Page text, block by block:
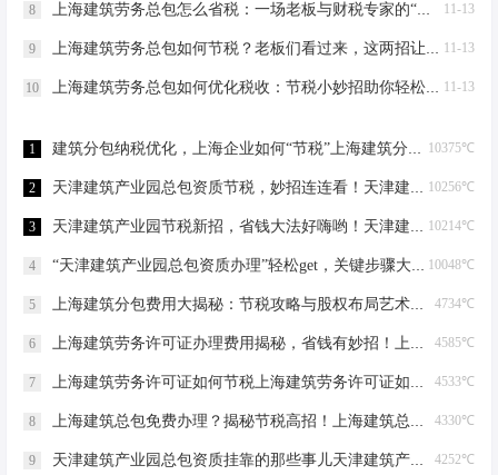
11-13
8 上海建筑劳务总包怎么省税：一场老板与财税专家的“节税”对话-上海建筑劳务总包怎么省税
11-13
9 上海建筑劳务总包如何节税？老板们看过来，这两招让您省下一辆车的钱！-上海建筑劳务总包如何节税
11-13
10 上海建筑劳务总包如何优化税收：节税小妙招助你轻松省钱！-上海建筑劳务总包如何优化税收
10375℃
1 建筑分包纳税优化，上海企业如何“节税”上海建筑分包纳税优化
10256℃
2 天津建筑产业园总包资质节税，妙招连连看！天津建筑产业园总包资质节税优化
10214℃
3 天津建筑产业园节税新招，省钱大法好嗨哟！天津建筑产业园总包资质节税优化
10048℃
4 “天津建筑产业园总包资质办理”轻松get，关键步骤大揭秘！天津建筑产业园总包资质办理
4734℃
5 上海建筑分包费用大揭秘：节税攻略与股权布局艺术上海建筑分包有什么费用
4585℃
6 上海建筑劳务许可证办理费用揭秘，省钱有妙招！上海建筑劳务许可证办理费用是多少
4533℃
7 上海建筑劳务许可证如何节税上海建筑劳务许可证如何节税
4330℃
8 上海建筑总包免费办理？揭秘节税高招！上海建筑总包免费办理吗？
4252℃
9 天津建筑产业园总包资质挂靠的那些事儿天津建筑产业园总包资质挂靠